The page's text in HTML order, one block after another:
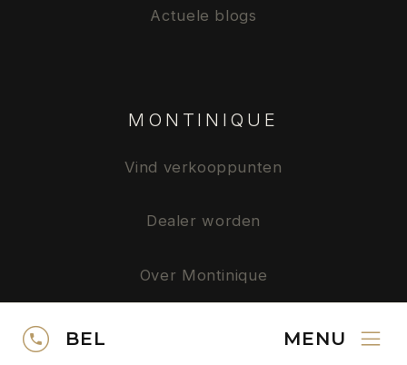
BEL MENU
Actuele blogs
MONTINIQUE
Vind verkooppunten
Dealer worden
Over Montinique